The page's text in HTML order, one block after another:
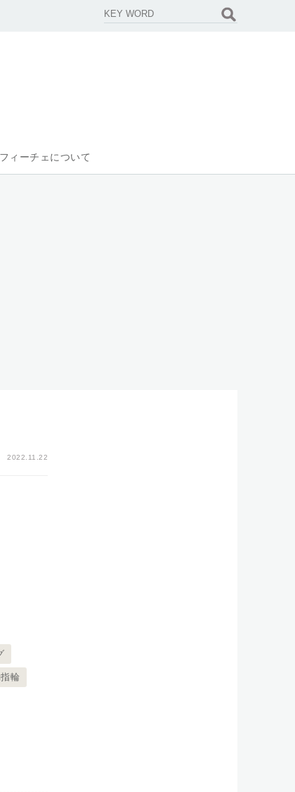
ィーチェについて
2022.11.22
輪